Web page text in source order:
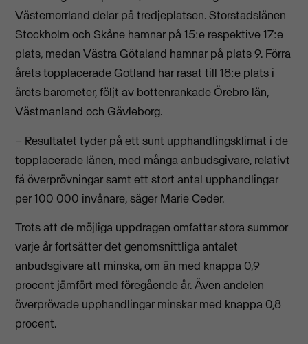
Västernorrland delar på tredjeplatsen. Storstadslänen
Stockholm och Skåne hamnar på 15:e respektive 17:e
plats, medan Västra Götaland hamnar på plats 9. Förra
årets topplacerade Gotland har rasat till 18:e plats i
årets barometer, följt av bottenrankade Örebro län,
Västmanland och Gävleborg.
– Resultatet tyder på ett sunt upphandlingsklimat i de
topplacerade länen, med många anbudsgivare, relativt
få överprövningar samt ett stort antal upphandlingar
per 100 000 invånare, säger Marie Ceder.
Trots att de möjliga uppdragen omfattar stora summor
varje år fortsätter det genomsnittliga antalet
anbudsgivare att minska, om än med knappa 0,9
procent jämfört med föregående år. Även andelen
överprövade upphandlingar minskar med knappa 0,8
procent.